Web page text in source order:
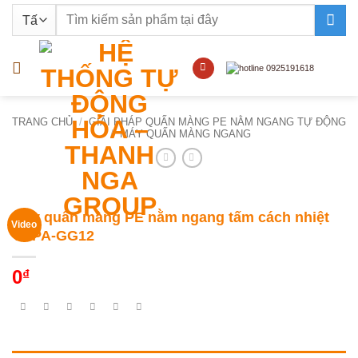
nội
Tìm
TRANG CHỦ / GIẢI PHÁP QUẤN MÀNG PE NẰM NGANG TỰ ĐỘNG
/ MÁY QUẤN MÀNG NGANG
Video
Máy quấn màng PE nằm ngang tấm cách nhiệt
YUPA-GG12
0₫